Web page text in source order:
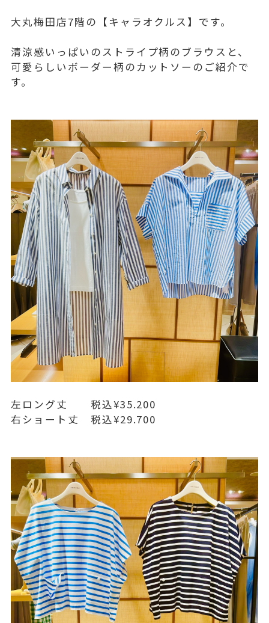
大丸梅田店7階の【キャラオクルス】です。
清涼感いっぱいのストライプ柄のブラウスと、
可愛らしいボーダー柄のカットソーのご紹介で
す。
左ロング丈 税込¥35.200
右ショート丈 税込¥29.700